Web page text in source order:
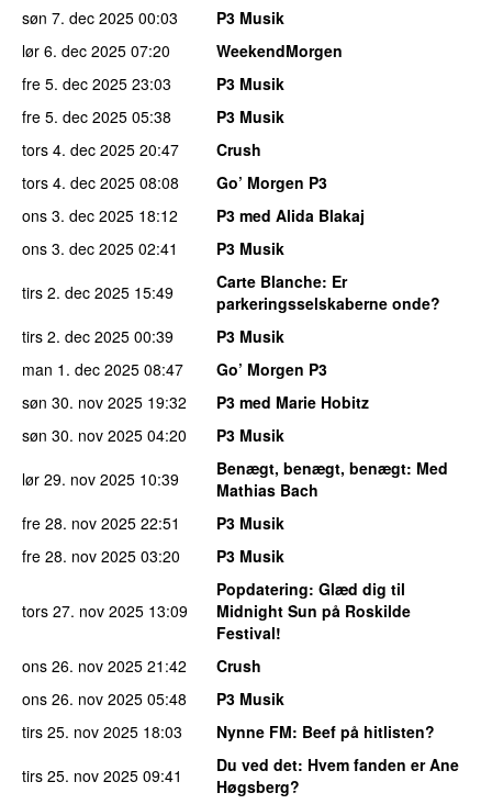
søn 7. dec 2025 00:03
P3 Musik
lør 6. dec 2025 07:20
WeekendMorgen
fre 5. dec 2025 23:03
P3 Musik
fre 5. dec 2025 05:38
P3 Musik
tors 4. dec 2025 20:47
Crush
tors 4. dec 2025 08:08
Go’ Morgen P3
ons 3. dec 2025 18:12
P3 med Alida Blakaj
ons 3. dec 2025 02:41
P3 Musik
tirs 2. dec 2025 15:49 Carte Blanche: Er
parkeringsselskaberne onde?
tirs 2. dec 2025 00:39
P3 Musik
man 1. dec 2025 08:47
Go’ Morgen P3
søn 30. nov 2025 19:32
P3 med Marie Hobitz
søn 30. nov 2025 04:20
P3 Musik
lør 29. nov 2025 10:39 Benægt, benægt, benægt: Med
Mathias Bach
fre 28. nov 2025 22:51
P3 Musik
fre 28. nov 2025 03:20 P3 Musik
tors 27. nov 2025 13:09
Popdatering: Glæd dig til
Midnight Sun på Roskilde
Festival!
ons 26. nov 2025 21:42
Crush
ons 26. nov 2025 05:48
P3 Musik
tirs 25. nov 2025 18:03 Nynne FM: Beef på hitlisten?
tirs 25. nov 2025 09:41 Du ved det: Hvem fanden er Ane
Høgsberg?